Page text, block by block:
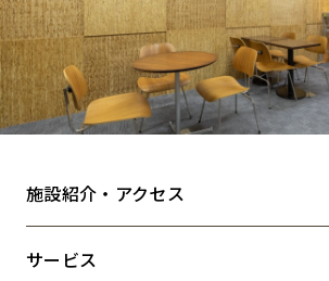
キャンペーンから探す
ブランドから探す
オフィススタイルから探す
施設紹介・アクセス
サービス